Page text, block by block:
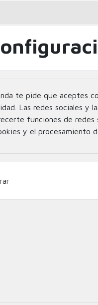
te pide que aceptes
Las redes sociales y
funciones de redes
y el procesamiento